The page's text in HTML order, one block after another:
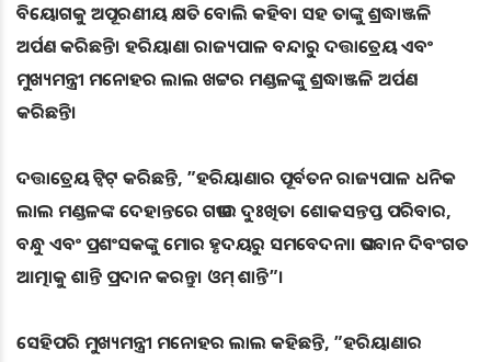
ବିୟୋଗକୁ ଅପୂରଣୀୟ କ୍ଷତି ବୋଲି କହିବା ସହ ତାଙ୍କୁ ଶ୍ରଦ୍ଧାଞ୍ଜଳି
ଅର୍ପଣ କରିଛନ୍ତି। ହରିୟାଣା ରାଜ୍ୟପାଳ ବନ୍ଦାରୁ ଦତ୍ତାତ୍ରେୟ ଏବଂ
ମୁଖ୍ୟମନ୍ତ୍ରୀ ମନୋହର ଲାଲ ଖଟ୍ଟର ମଣ୍ଡଳଙ୍କୁ ଶ୍ରଦ୍ଧାଞ୍ଜଳି ଅର୍ପଣ
କରିଛନ୍ତି।
ଦତ୍ତାତ୍ରେୟ ଟ୍ବିଟ୍‌ କରିଛନ୍ତି, ”ହରିୟାଣାର ପୂର୍ବତନ ରାଜ୍ୟପାଳ ଧନିକ
ଲାଲ ମଣ୍ଡଳଙ୍କ ଦେହାନ୍ତରେ ଗଭୀର ଦୁଃଖିତ। ଶୋକସନ୍ତପ୍ତ ପରିବାର,
ବନ୍ଧୁ ଏବଂ ପ୍ରଶଂସକଙ୍କୁ ମୋର ହୃଦୟରୁ ସମବେଦନା। ଭଗବାନ ଦିବଂଗତ
ଆତ୍ମାକୁ ଶାନ୍ତି ପ୍ରଦାନ କରନ୍ତୁ। ଓମ୍‌ ଶାନ୍ତି”।
ସେହିପରି ମୁଖ୍ୟମନ୍ତ୍ରୀ ମନୋହର ଲାଲ କହିଛନ୍ତି, ”ହରିୟାଣାର